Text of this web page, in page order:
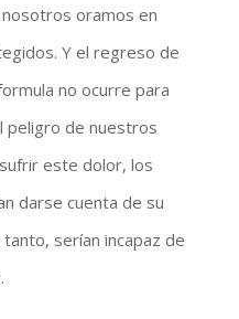
oramos en
Y el regreso de
no ocurre para
peligro de nuestros
este dolor, los
darse cuenta de su
serían incapaz de